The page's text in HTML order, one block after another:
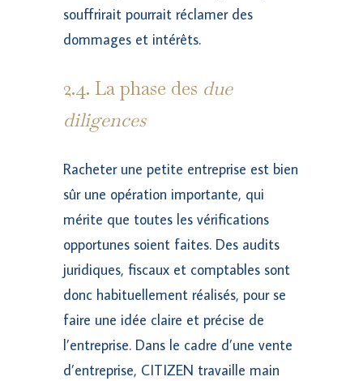
souffrirait pourrait réclamer des
dommages et intérêts.
2.4. La phase des due
diligences
Racheter une petite entreprise est bien
sûr une opération importante, qui
mérite que toutes les vérifications
opportunes soient faites. Des audits
juridiques, fiscaux et comptables sont
donc habituellement réalisés, pour se
faire une idée claire et précise de
l’entreprise. Dans le cadre d’une vente
d’entreprise, CITIZEN travaille main